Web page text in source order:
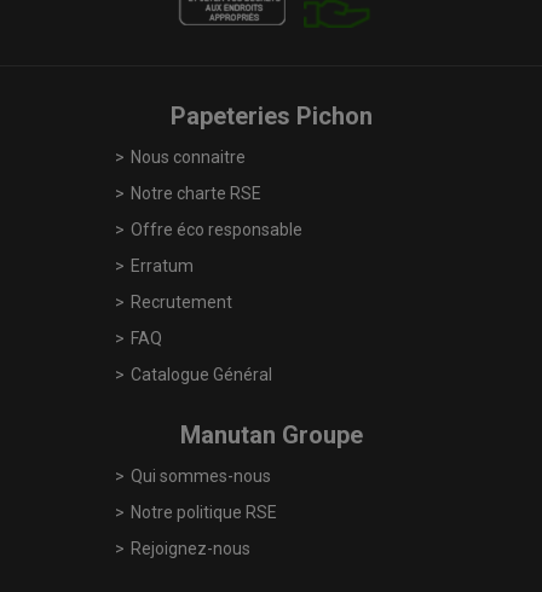
Papeteries Pichon
Nous connaitre
Notre charte RSE
Offre éco responsable
Erratum
Recrutement
FAQ
Catalogue Général
Manutan Groupe
Qui sommes-nous
Notre politique RSE
Rejoignez-nous